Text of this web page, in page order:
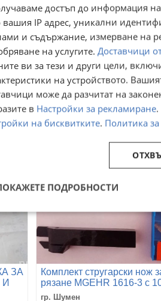
Хидравлични маркучи -
изработка и ремонт
гр. Шумен, Дивдядово
вчера
53,69€
105,01лв
ЗА
Комплект стругарски нож
рязане MGEHR 1616-3 с
пластини MGMN300 и ключ
гр. Шумен
достъп до информация
вашия IP адрес, уникални
и съдържание, измерване на
на услугите. Доставчици
ви за тези и други цели,
на устройството.
може да разчитат на
в Настройки за рекламиране
на бисквитките. Политика
ПОДРОБНОСТИ